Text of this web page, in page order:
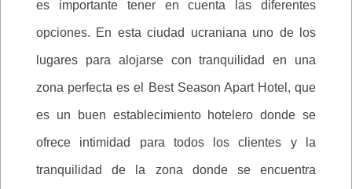
es importante tener en cuenta las diferentes
opciones. En esta ciudad ucraniana uno de los
lugares para alojarse con tranquilidad en una
zona perfecta es el Best Season Apart Hotel, que
es un buen establecimiento hotelero donde se
ofrece intimidad para todos los clientes y la
tranquilidad de la zona donde se encuentra